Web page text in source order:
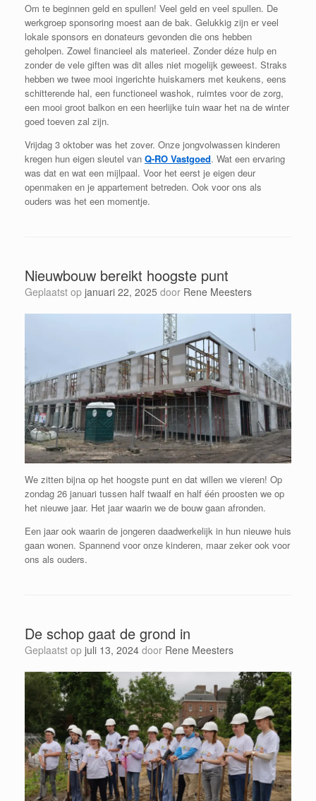
Om te beginnen geld en spullen! Veel geld en veel spullen. De
werkgroep sponsoring moest aan de bak. Gelukkig zijn er veel
lokale sponsors en donateurs gevonden die ons hebben
geholpen. Zowel financieel als materieel. Zonder déze hulp en
zonder de vele giften was dit alles niet mogelijk geweest. Straks
hebben we twee mooi ingerichte huiskamers met keukens, eens
schitterende hal, een functioneel washok, ruimtes voor de zorg,
een mooi groot balkon en een heerlijke tuin waar het na de winter
goed toeven zal zijn.
Vrijdag 3 oktober was het zover. Onze jongvolwassen kinderen
kregen hun eigen sleutel van Q-RO Vastgoed. Wat een ervaring
was dat en wat een mijlpaal. Voor het eerst je eigen deur
openmaken en je appartement betreden. Ook voor ons als
ouders was het een momentje.
Nieuwbouw bereikt hoogste punt
Geplaatst op januari 22, 2025 door Rene Meesters
We zitten bijna op het hoogste punt en dat willen we vieren! Op
zondag 26 januari tussen half twaalf en half één proosten we op
het nieuwe jaar. Het jaar waarin we de bouw gaan afronden.
Een jaar ook waarin de jongeren daadwerkelijk in hun nieuwe huis
gaan wonen. Spannend voor onze kinderen, maar zeker ook voor
ons als ouders.
De schop gaat de grond in
Geplaatst op juli 13, 2024 door Rene Meesters